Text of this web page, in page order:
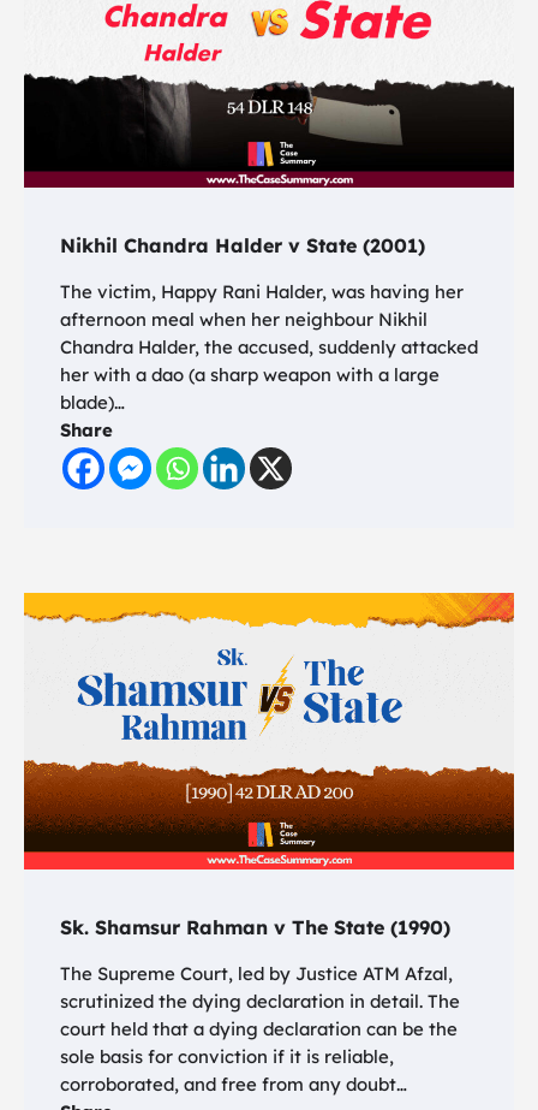
Nikhil Chandra Halder v State (2001)
The victim, Happy Rani Halder, was having her
afternoon meal when her neighbour Nikhil
Chandra Halder, the accused, suddenly attacked
her with a dao (a sharp weapon with a large
blade)…
Share
Sk. Shamsur Rahman v The State (1990)
The Supreme Court, led by Justice ATM Afzal,
scrutinized the dying declaration in detail. The
court held that a dying declaration can be the
sole basis for conviction if it is reliable,
corroborated, and free from any doubt…